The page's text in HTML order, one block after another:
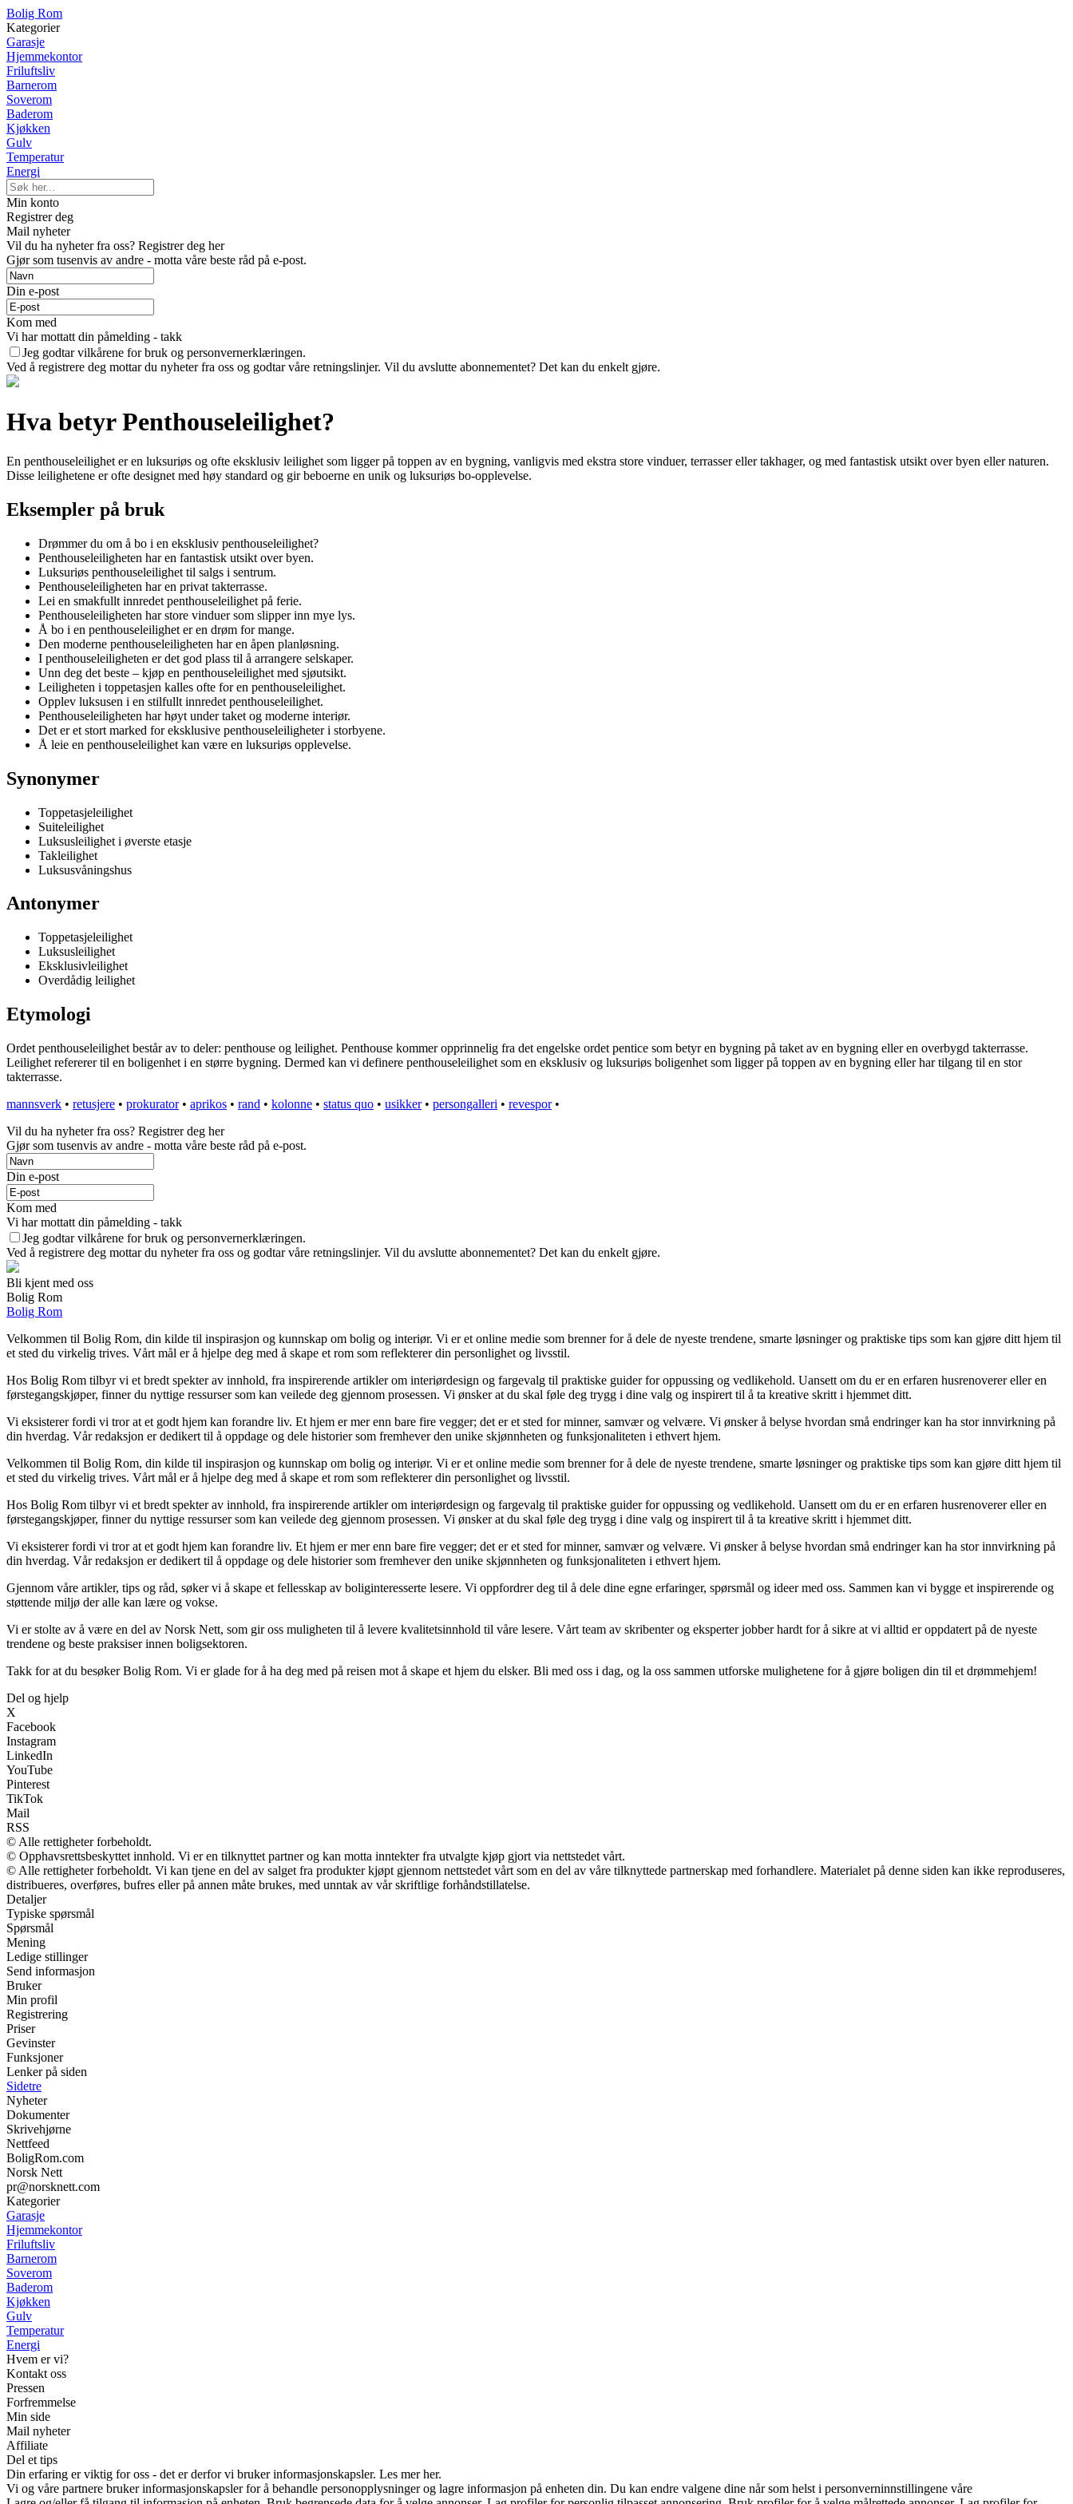
Bolig Rom
Kategorier
Garasje
Hjemmekontor
Friluftsliv
Barnerom
Soverom
Baderom
Kjøkken
Gulv
Temperatur
Energi
Min konto
Registrer deg
Mail nyheter
Vil du ha nyheter fra oss? Registrer deg her
Gjør som tusenvis av andre - motta våre beste råd på e-post.
Din e-post
Kom med
Vi har mottatt din påmelding - takk
Jeg godtar vilkårene for bruk og personvernerklæringen.
Ved å registrere deg mottar du nyheter fra oss og godtar våre retningslinjer. Vil du avslutte abonnementet? Det kan du enkelt gjøre.
Hva betyr Penthouseleilighet?
En penthouseleilighet er en luksuriøs og ofte eksklusiv leilighet som ligger på toppen av en bygning, vanligvis med ekstra store vinduer, terrasser eller takhager, og med fantastisk utsikt over byen eller naturen.
Disse leilighetene er ofte designet med høy standard og gir beboerne en unik og luksuriøs bo-opplevelse.
Eksempler på bruk
Drømmer du om å bo i en eksklusiv penthouseleilighet?
Penthouseleiligheten har en fantastisk utsikt over byen.
Luksuriøs penthouseleilighet til salgs i sentrum.
Penthouseleiligheten har en privat takterrasse.
Lei en smakfullt innredet penthouseleilighet på ferie.
Penthouseleiligheten har store vinduer som slipper inn mye lys.
Å bo i en penthouseleilighet er en drøm for mange.
Den moderne penthouseleiligheten har en åpen planløsning.
I penthouseleiligheten er det god plass til å arrangere selskaper.
Unn deg det beste – kjøp en penthouseleilighet med sjøutsikt.
Leiligheten i toppetasjen kalles ofte for en penthouseleilighet.
Opplev luksusen i en stilfullt innredet penthouseleilighet.
Penthouseleiligheten har høyt under taket og moderne interiør.
Det er et stort marked for eksklusive penthouseleiligheter i storbyene.
Å leie en penthouseleilighet kan være en luksuriøs opplevelse.
Synonymer
Toppetasjeleilighet
Suiteleilighet
Luksusleilighet i øverste etasje
Takleilighet
Luksus­våningshus
Antonymer
Toppetasjeleilighet
Luksusleilighet
Eksklusivleilighet
Overdådig leilighet
Etymologi
Ordet penthouseleilighet består av to deler: penthouse og leilighet. Penthouse kommer opprinnelig fra det engelske ordet pentice som betyr en bygning på taket av en bygning eller en overbygd takterrasse.
Leilighet refererer til en boligenhet i en større bygning. Dermed kan vi definere penthouseleilighet som en eksklusiv og luksuriøs boligenhet som ligger på toppen av en bygning eller har tilgang til en stor
takterrasse.
mannsverk • retusjere • prokurator• aprikos • rand • kolonne • status quo • usikker• persongalleri • revespor•
Vil du ha nyheter fra oss? Registrer deg her
Gjør som tusenvis av andre - motta våre beste råd på e-post.
Din e-post
Kom med
Vi har mottatt din påmelding - takk
Jeg godtar vilkårene for bruk og personvernerklæringen.
Ved å registrere deg mottar du nyheter fra oss og godtar våre retningslinjer. Vil du avslutte abonnementet? Det kan du enkelt gjøre.
Bli kjent med oss
Bolig Rom
Bolig Rom
Velkommen til Bolig Rom, din kilde til inspirasjon og kunnskap om bolig og interiør. Vi er et online medie som brenner for å dele de nyeste trendene, smarte løsninger og praktiske tips som kan gjøre ditt hjem til
et sted du virkelig trives. Vårt mål er å hjelpe deg med å skape et rom som reflekterer din personlighet og livsstil.
Hos Bolig Rom tilbyr vi et bredt spekter av innhold, fra inspirerende artikler om interiørdesign og fargevalg til praktiske guider for oppussing og vedlikehold. Uansett om du er en erfaren husrenoverer eller en
førstegangskjøper, finner du nyttige ressurser som kan veilede deg gjennom prosessen. Vi ønsker at du skal føle deg trygg i dine valg og inspirert til å ta kreative skritt i hjemmet ditt.
Vi eksisterer fordi vi tror at et godt hjem kan forandre liv. Et hjem er mer enn bare fire vegger; det er et sted for minner, samvær og velvære. Vi ønsker å belyse hvordan små endringer kan ha stor innvirkning på
din hverdag. Vår redaksjon er dedikert til å oppdage og dele historier som fremhever den unike skjønnheten og funksjonaliteten i ethvert hjem.
Velkommen til Bolig Rom, din kilde til inspirasjon og kunnskap om bolig og interiør. Vi er et online medie som brenner for å dele de nyeste trendene, smarte løsninger og praktiske tips som kan gjøre ditt hjem til
et sted du virkelig trives. Vårt mål er å hjelpe deg med å skape et rom som reflekterer din personlighet og livsstil.
Hos Bolig Rom tilbyr vi et bredt spekter av innhold, fra inspirerende artikler om interiørdesign og fargevalg til praktiske guider for oppussing og vedlikehold. Uansett om du er en erfaren husrenoverer eller en
førstegangskjøper, finner du nyttige ressurser som kan veilede deg gjennom prosessen. Vi ønsker at du skal føle deg trygg i dine valg og inspirert til å ta kreative skritt i hjemmet ditt.
Vi eksisterer fordi vi tror at et godt hjem kan forandre liv. Et hjem er mer enn bare fire vegger; det er et sted for minner, samvær og velvære. Vi ønsker å belyse hvordan små endringer kan ha stor innvirkning på
din hverdag. Vår redaksjon er dedikert til å oppdage og dele historier som fremhever den unike skjønnheten og funksjonaliteten i ethvert hjem.
Gjennom våre artikler, tips og råd, søker vi å skape et fellesskap av boliginteresserte lesere. Vi oppfordrer deg til å dele dine egne erfaringer, spørsmål og ideer med oss. Sammen kan vi bygge et inspirerende og
støttende miljø der alle kan lære og vokse.
Vi er stolte av å være en del av Norsk Nett, som gir oss muligheten til å levere kvalitetsinnhold til våre lesere. Vårt team av skribenter og eksperter jobber hardt for å sikre at vi alltid er oppdatert på de nyeste
trendene og beste praksiser innen boligsektoren.
Takk for at du besøker Bolig Rom. Vi er glade for å ha deg med på reisen mot å skape et hjem du elsker. Bli med oss i dag, og la oss sammen utforske mulighetene for å gjøre boligen din til et drømmehjem!
Del og hjelp
X
Facebook
Instagram
LinkedIn
YouTube
Pinterest
TikTok
Mail
RSS
© Alle rettigheter forbeholdt.
© Opphavsrettsbeskyttet innhold. Vi er en tilknyttet partner og kan motta inntekter fra utvalgte kjøp gjort via nettstedet vårt.
© Alle rettigheter forbeholdt. Vi kan tjene en del av salget fra produkter kjøpt gjennom nettstedet vårt som en del av våre tilknyttede partnerskap med forhandlere. Materialet på denne siden kan ikke reproduseres,
distribueres, overføres, bufres eller på annen måte brukes, med unntak av vår skriftlige forhåndstillatelse.
Detaljer
Typiske spørsmål
Spørsmål
Mening
Ledige stillinger
Send informasjon
Bruker
Min profil
Registrering
Priser
Gevinster
Funksjoner
Lenker på siden
Sidetre
Nyheter
Dokumenter
Skrivehjørne
Nettfeed
BoligRom.com
Norsk Nett
pr@norsknett.com
Kategorier
Garasje
Hjemmekontor
Friluftsliv
Barnerom
Soverom
Baderom
Kjøkken
Gulv
Temperatur
Energi
Hvem er vi?
Kontakt oss
Pressen
Forfremmelse
Min side
Mail nyheter
Affiliate
Del et tips
Din erfaring er viktig for oss - det er derfor vi bruker informasjonskapsler. Les mer her.
Vi og våre partnere bruker informasjonskapsler for å behandle personopplysninger og lagre informasjon på enheten din. Du kan endre valgene dine når som helst i personverninnstillingene våre